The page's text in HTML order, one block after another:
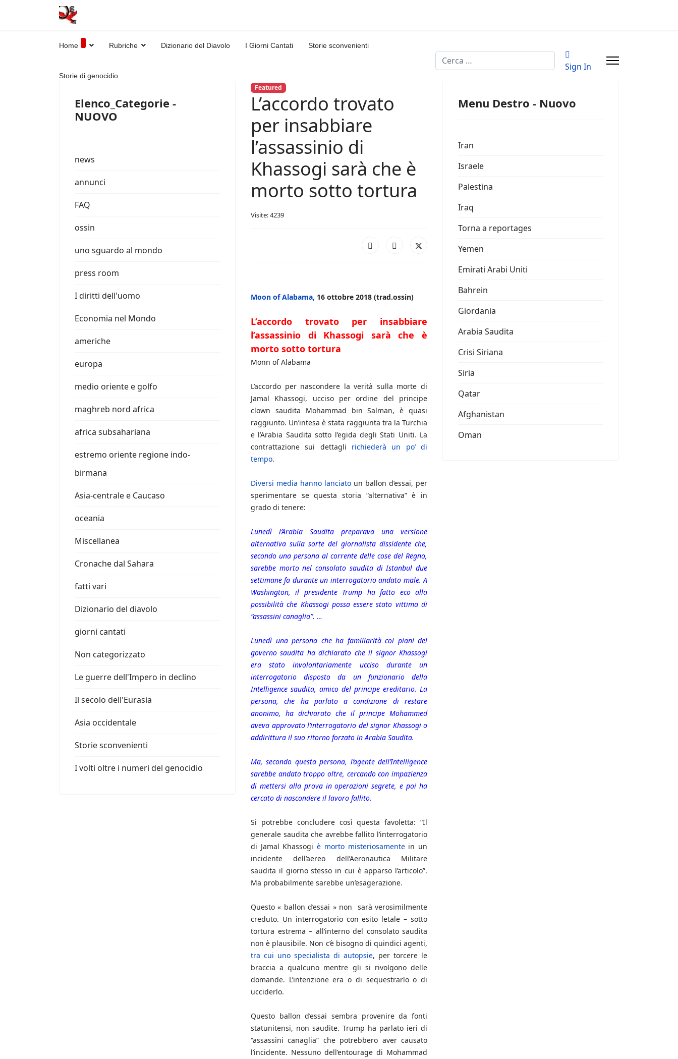
Home Rubriche Dizionario del Diavolo I Giorni Cantati Storie sconvenienti
Storie di genocidio
Cerca
Sign In
Elenco_Categorie -
NUOVO
news
annunci
FAQ
ossin
uno sguardo al mondo
press room
I diritti dell'uomo
Economia nel Mondo
americhe
europa
medio oriente e golfo
maghreb nord africa
africa subsahariana
estremo oriente regione indo-
birmana
Asia-centrale e Caucaso
oceania
Miscellanea
Cronache dal Sahara
fatti vari
Dizionario del diavolo
giorni cantati
Non categorizzato
Le guerre dell'Impero in declino
Il secolo dell'Eurasia
Asia occidentale
Storie sconvenienti
I volti oltre i numeri del genocidio
Featured
L’accordo trovato
per insabbiare
l’assassinio di
Khassogi sarà che è
morto sotto tortura
Visite: 4239
Moon of Alabama, 16 ottobre 2018 (trad.ossin)
L’accordo trovato per insabbiare
l’assassinio di Khassogi sarà che è
morto sotto tortura
Monn of Alabama
L’accordo per nascondere la verità sulla morte di
Jamal Khassogi, ucciso per ordine del principe
clown saudita Mohammad bin Salman, è quasi
raggiunto. Un’intesa è stata raggiunta tra la Turchia
e l’Arabia Saudita sotto l’egida degli Stati Uniti. La
contrattazione sui dettagli richiederà un po’ di
tempo.
Diversi media hanno lanciato un ballon d’essai, per
sperimentare se questa storia “alternativa” è in
grado di tenere:
Lunedì l’Arabia Saudita preparava una versione
alternativa sulla sorte del giornalista dissidente che,
secondo una persona al corrente delle cose del Regno,
sarebbe morto nel consolato saudita di Istanbul due
settimane fa durante un interrogatorio andato male. A
Washington, il presidente Trump ha fatto eco alla
possibilità che Khassogi possa essere stato vittima di
“assassini canaglia”. …
Lunedì una persona che ha familiarità coi piani del
governo saudita ha dichiarato che il signor Khassogi
era stato involontariamente ucciso durante un
interrogatorio disposto da un funzionario della
Intelligence saudita, amico del principe ereditario. La
persona, che ha parlato a condizione di restare
anonimo, ha dichiarato che il principe Mohammed
aveva approvato l’interrogatorio del signor Khassogi o
addirittura il suo ritorno forzato in Arabia Saudita.
Ma, secondo questa persona, l’agente dell’Intelligence
sarebbe andato troppo oltre, cercando con impazienza
di mettersi alla prova in operazioni segrete, e poi ha
cercato di nascondere il lavoro fallito.
Si potrebbe concludere così questa favoletta: “Il
generale saudita che avrebbe fallito l’interrogatorio
di Jamal Khassogiè morto misteriosamentein un
incidente dell’aereo dell’Aeronautica Militare
saudita il giorno stesso in cui è apparso l’articolo”.
Ma probabilmente sarebbe un’esagerazione.
Questo « ballon d’essai » non sarà verosimilmente
creduto. Un interrogatorio con esito letale – sotto
tortura estrema – all’interno del consolato saudita
non è plausibile. Non c’è bisogno di quindici agenti,
tra cui uno specialista di autopsie, per torcere le
braccia a qualcuno mentre gli si rivolgono delle
domande. L’intenzione era o di sequestrarlo o di
ucciderlo.
Questo ballon d’essai sembra provenire da fonti
statunitensi, non saudite. Trump ha parlato ieri di
“assassini canaglia” che potrebbero aver causato
l’incidente. Nessuno dell’entourage di Mohammad
Menu Destro - Nuovo
Iran
Israele
Palestina
Iraq
Torna a reportages
Yemen
Emirati Arabi Uniti
Bahrein
Giordania
Arabia Saudita
Crisi Siriana
Siria
Qatar
Afghanistan
Oman